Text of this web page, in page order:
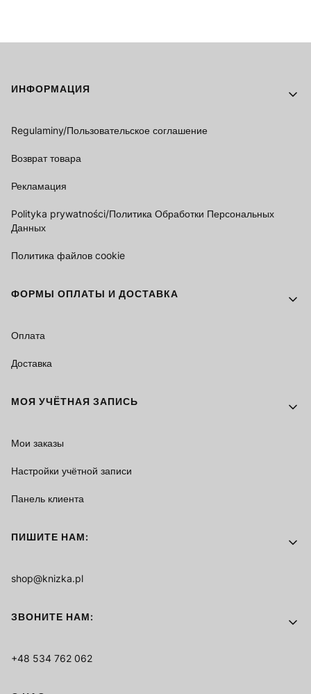
Footer menu
ИНФОРМАЦИЯ
Regulaminy/Пользовательское соглашение
Возврат товара
Рекламация
Polityka prywatności/Политика Обработки Персональных
Данных
Политика файлов cookie
ФОРМЫ ОПЛАТЫ И ДОСТАВКА
Оплата
Доставка
МОЯ УЧЁТНАЯ ЗАПИСЬ
Мои заказы
Настройки учётной записи
Панель клиента
ПИШИТЕ НАМ:
shop@knizka.pl
ЗВОНИТЕ НАМ:
+48 534 762 062